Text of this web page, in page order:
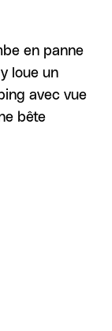
en panne
loue un
avec vue
bête